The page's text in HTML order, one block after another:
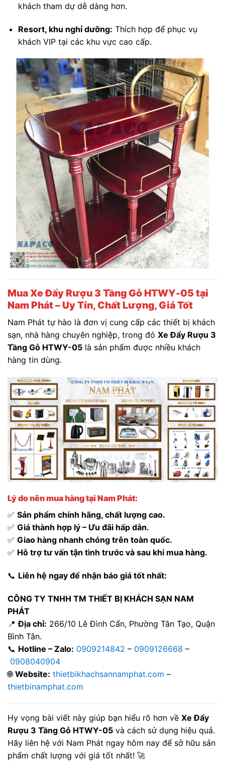
khách tham dự dễ dàng hơn.
Resort, khu nghỉ dưỡng: Thích hợp để phục vụ
khách VIP tại các khu vực cao cấp.
Mua Xe Đẩy Rượu 3 Tầng Gỗ HTWY-05 tại
Nam Phát – Uy Tín, Chất Lượng, Giá Tốt
Nam Phát tự hào là đơn vị cung cấp các thiết bị khách
sạn, nhà hàng chuyên nghiệp, trong đó Xe Đẩy Rượu 3
Tầng Gỗ HTWY-05 là sản phẩm được nhiều khách
hàng tin dùng.
Lý do nên mua hàng tại Nam Phát:
✅ Sản phẩm chính hãng, chất lượng cao.
✅ Giá thành hợp lý – Ưu đãi hấp dẫn.
✅ Giao hàng nhanh chóng trên toàn quốc.
✅ Hỗ trợ tư vấn tận tình trước và sau khi mua hàng.
📞 Liên hệ ngay để nhận báo giá tốt nhất:
CÔNG TY TNHH TM THIẾT BỊ KHÁCH SẠN NAM
PHÁT
📍Địa chỉ: 266/10 Lê Đình Cẩn, Phường Tân Tạo, Quận
Bình Tân.
📞 Hotline – Zalo: 0909214842 – 0909126668 –
0908040904
🌐Website: thietbikhachsannamphat.com –
thietbinamphat.com
Hy vọng bài viết này giúp bạn hiểu rõ hơn về Xe Đẩy
Rượu 3 Tầng Gỗ HTWY-05 và cách sử dụng hiệu quả.
Hãy liên hệ với Nam Phát ngay hôm nay để sở hữu sản
phẩm chất lượng với giá tốt nhất! 🚀